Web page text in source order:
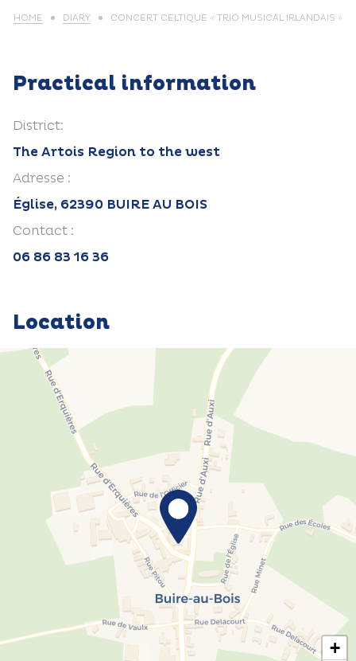
HOME DIARY CONCERT CELTIQUE « TRIO MUSICAL IRLANDAIS »
Practical information
District:
The Artois Region to the west
Adresse :
Église, 62390 BUIRE AU BOIS
Contact :
06 86 83 16 36
Location
+